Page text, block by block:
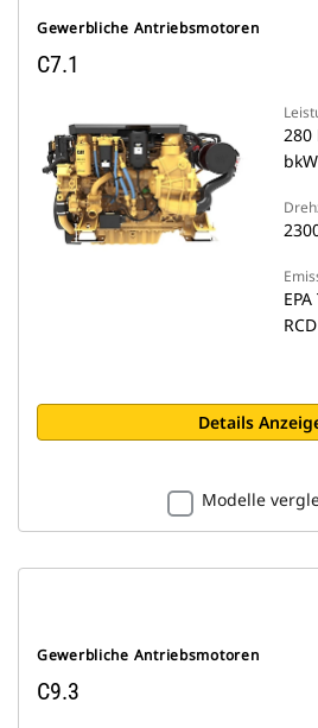
Gewerbliche Antriebsmotoren
C7.1
280
Details
Modelle
Gewerbliche Antriebsmotoren
C9.3